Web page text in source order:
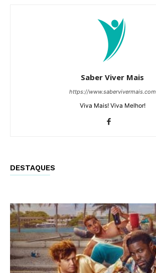
Saber Viver Mais
https://www.sabervivermais.com
Viva Mais! Viva Melhor!
DESTAQUES